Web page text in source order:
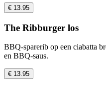
€ 13.95
The Ribburger los
BBQ-sparerib op een ciabatta
en BBQ-saus.
€ 13.95